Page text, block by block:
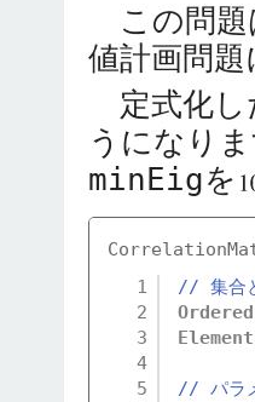
この問題
値計画問
定式化し
うになり
minEigを
1
2
3
4
5
// 集合
Element
// パラ